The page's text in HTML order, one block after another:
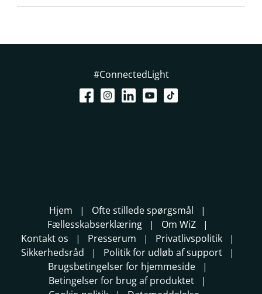
#ConnectedLight
Hjem
Ofte stillede spørgsmål
Fællesskabserklæring
Om WiZ
Kontakt os
Presserum
Privatlivspolitik
Sikkerhedsråd
Politik for udløb af support
Brugsbetingelser for hjemmeside
Betingelser for brug af produktet